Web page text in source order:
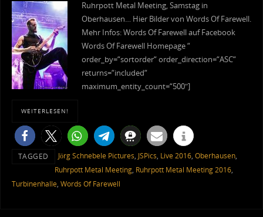
Ruhrpott Metal Meeting, Samstag in
Oberhausen… Hier Bilder von Words Of Farewell.
Mehr Infos: Words Of Farewell auf Facebook
Words Of Farewell Homepage “
order_by=“sortorder“ order_direction=“ASC“
returns=“included“
maximum_entity_count=“500″]
WEITERLESEN!
TAGGED Jörg Schnebele Pictures, JSPics, Live 2016, Oberhausen,
Ruhrpott Metal Meeting, Ruhrpott Metal Meeting 2016,
Turbinenhalle, Words Of Farewell